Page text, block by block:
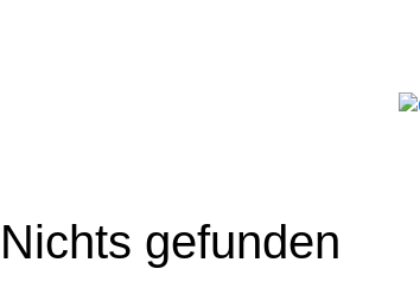
Nichts gefunden